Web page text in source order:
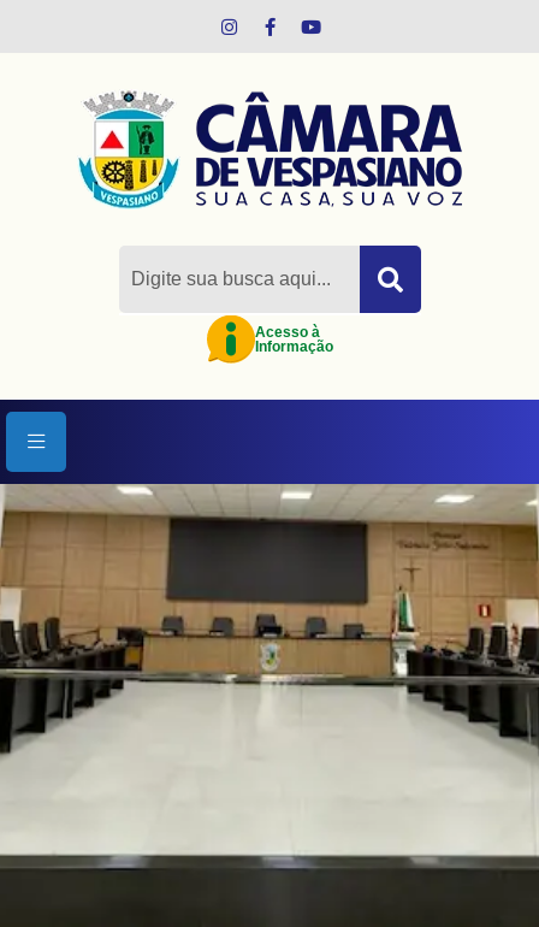
Pular para o conteúdo principal
Acesso à
Informação